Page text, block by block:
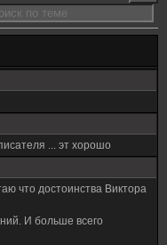
... эт хорошо
что достоинства Виктора
И больше всего